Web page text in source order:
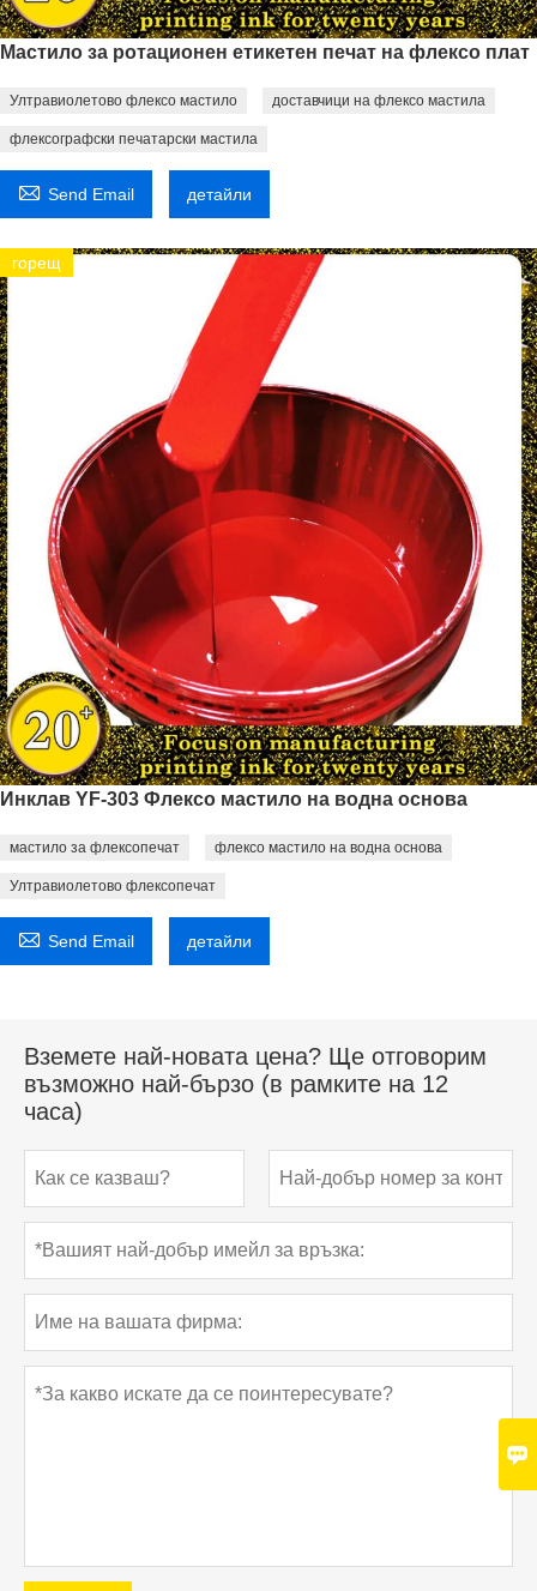
Мастило за ротационен етикетен печат на флексо плат
Ултравиолетово флексо мастило доставчици на флексо мастила
флексографски печатарски мастила
 Send Email детайли
горещ
Инклав YF-303 Флексо мастило на водна основа
мастило за флексопечат флексо мастило на водна основа
Ултравиолетово флексопечат
 Send Email детайли
Вземете най-новата цена? Ще отговорим
възможно най-бързо (в рамките на 12
часа)
